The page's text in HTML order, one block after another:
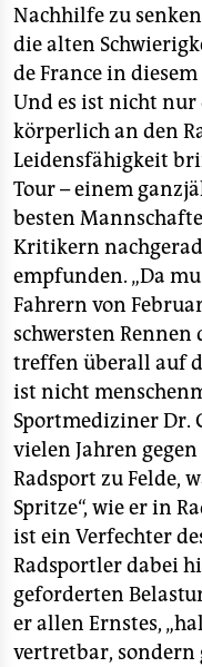
Nachhilfe zu
die alten
de France in
Und es ist nicht nur
körperlich an den
Leidensfähigkeit
Tour – einem
besten
Kritikern
empfunden. „Da
Fahrern von
schwersten
treffen überall auf
ist nicht
Sportmediziner Dr.
vielen Jahren
Radsport zu Felde,
Spritze“, wie er in
ist ein Verfechter
Radsportler dabei
geforderten
er allen Ernstes,
vertretbar, sondern